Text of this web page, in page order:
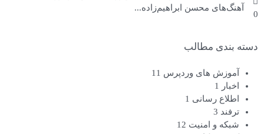
0
آهنگ‌های محسن ابراهیم‌زاده...
دسته بندی مطالب
آموزش های وردپرس 11
اخبار
1
اطلاع رسانی 1
ترفند 3
شبکه و امنیت 12